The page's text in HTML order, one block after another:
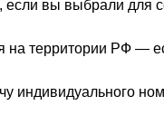
, если вы выбрали для
на территории РФ —
индивидуального